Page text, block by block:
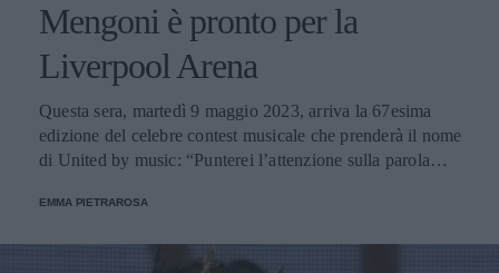
Mengoni è pronto per la
Liverpool Arena
Questa sera, martedì 9 maggio 2023, arriva la 67esima
edizione del celebre contest musicale che prenderà il nome
di United by music: “Punterei l’attenzione sulla parola
vite.
EMMA PIETRAROSA